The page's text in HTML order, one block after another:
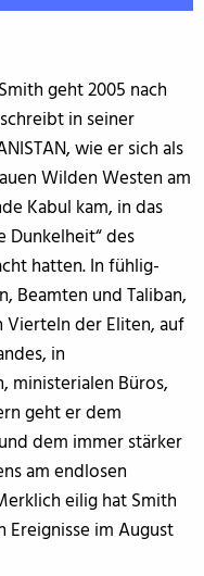
geht 2005 nach
in seiner
wie er sich als
Wilden Westen am
Kabul kam, in das
Dunkelheit“ des
hatten. In fühlig-
Beamten und Taliban,
der Eliten, auf
in
ministerialen Büros,
geht er dem
dem immer stärker
am endlosen
eilig hat Smith
Ereignisse im August